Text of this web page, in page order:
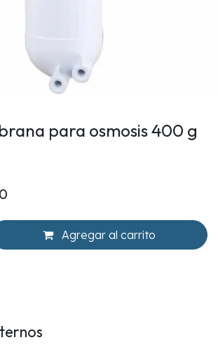
para osmosis 400 g
Agregar al carrito